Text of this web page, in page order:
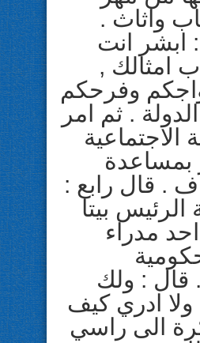
واثاث .
ابشر انت
امثالك ,
وفرحكم
. ثم امر
الاجتماعية
بمساعدة
. قال رابع :
الرئيس بيتا
مدراء
قال : ولك
ادري كيف
الى راسي